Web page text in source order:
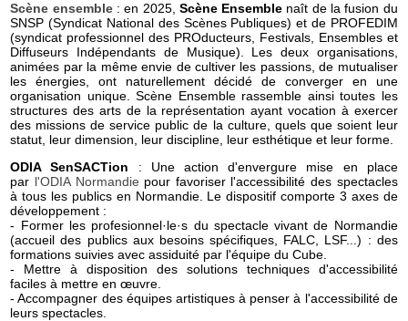
Scène ensemble : en 2025, Scène Ensemble naît de la fusion du
SNSP (Syndicat National des Scènes Publiques) et de PROFEDIM
(syndicat professionnel des PROducteurs, Festivals, Ensembles et
Diffuseurs Indépendants de Musique). Les deux organisations,
animées par la même envie de cultiver les passions, de mutualiser
les énergies, ont naturellement décidé de converger en une
organisation unique. Scène Ensemble rassemble ainsi toutes les
structures des arts de la représentation ayant vocation à exercer
des missions de service public de la culture, quels que soient leur
statut, leur dimension, leur discipline, leur esthétique et leur forme.
ODIA SenSACTion : Une action d'envergure mise en place
par l'ODIA Normandie pour favoriser l'accessibilité des spectacles
à tous les publics en Normandie. Le dispositif comporte 3 axes de
développement :
- Former les profesionnel·le·s du spectacle vivant de Normandie
(accueil des publics aux besoins spécifiques, FALC, LSF...) : des
formations suivies avec assiduité par l'équipe du Cube.
- Mettre à disposition des solutions techniques d'accessibilité
faciles à mettre en œuvre.
- Accompagner des équipes artistiques à penser à l'accessibilité de
leurs spectacles.